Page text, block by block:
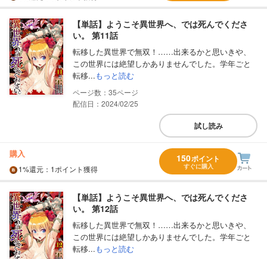
【単話】ようこそ異世界へ、では死んでくださ
い。 第11話
転移した異世界で無双！……出来るかと思いきや、
この世界には絶望しかありませんでした。学年ごと
転移...もっと読む
35
配信日：2024/02/25
試し読み
購入
1%還元 ：1ポイント獲得
150ポイント
すぐに購入
【単話】ようこそ異世界へ、では死んでくださ
い。 第12話
転移した異世界で無双！……出来るかと思いきや、
この世界には絶望しかありませんでした。学年ごと
転移...もっと読む